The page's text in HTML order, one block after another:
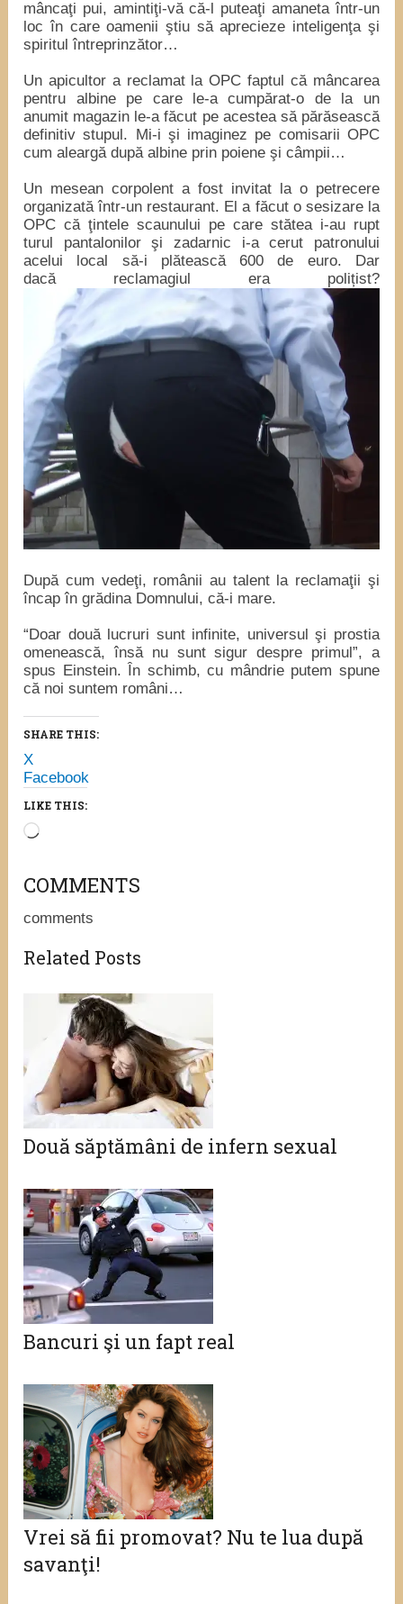
mâncaţi pui, amintiţi-vă că-l puteaţi amaneta într-un
loc în care oamenii ştiu să aprecieze inteligenţa şi
spiritul întreprinzător…
Un apicultor a reclamat la OPC faptul că mâncarea
pentru albine pe care le-a cumpărat-o de la un
anumit magazin le-a făcut pe acestea să părăsească
definitiv stupul. Mi-i şi imaginez pe comisarii OPC
cum aleargă după albine prin poiene şi câmpii…
Un mesean corpolent a fost invitat la o petrecere
organizată într-un restaurant. El a făcut o sesizare la
OPC că ţintele scaunului pe care stătea i-au rupt
turul pantalonilor şi zadarnic i-a cerut patronului
acelui local să-i plătească 600 de euro. Dar
dacă reclamagiul era polițist?
După cum vedeţi, românii au talent la reclamaţii şi
încap în grădina Domnului, că-i mare.
“Doar două lucruri sunt infinite, universul şi prostia
omenească, însă nu sunt sigur despre primul”, a
spus Einstein. În schimb, cu mândrie putem spune
că noi suntem români…
SHARE THIS:
X
Facebook
LIKE THIS:
Loading…
COMMENTS
comments
Related Posts
Două săptămâni de infern sexual
Bancuri şi un fapt real
Vrei să fii promovat? Nu te lua după
savanţi!